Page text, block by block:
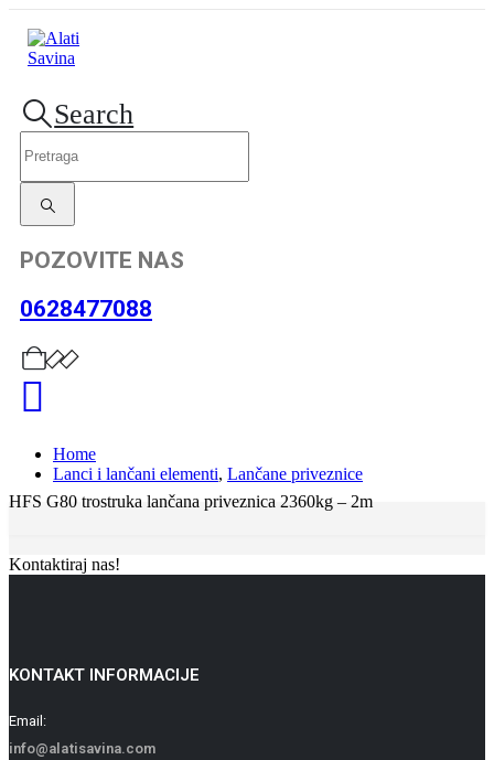
Search
POZOVITE NAS
0628477088
Home
Lanci i lančani elementi, Lančane priveznice
HFS G80 trostruka lančana priveznica 2360kg – 2m
Kontaktiraj nas!
KONTAKT INFORMACIJE
Email:
info@alatisavina.com